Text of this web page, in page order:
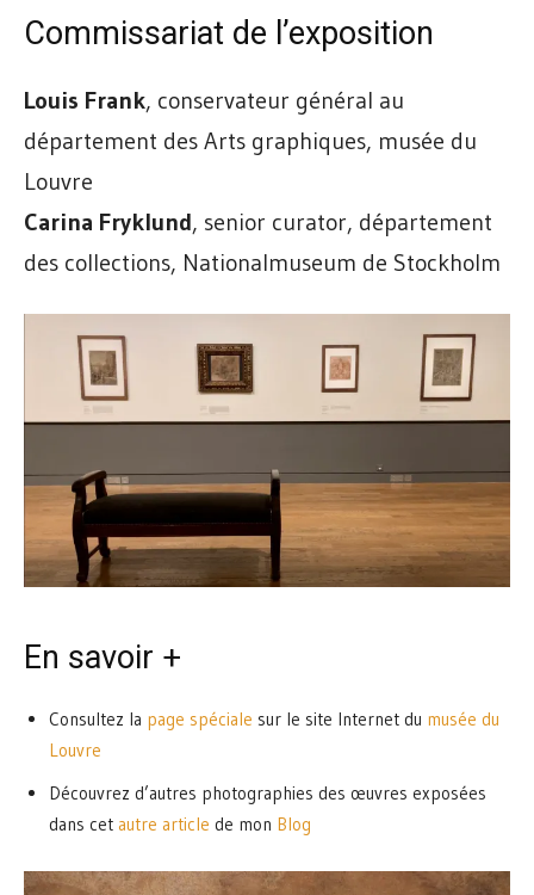
Commissariat de l’exposition
Louis Frank, conservateur général au
département des Arts graphiques, musée du
Louvre
Carina Fryklund, senior curator, département
des collections, Nationalmuseum de Stockholm
En savoir +
Consultez la page spéciale sur le site Internet du musée du
Louvre
Découvrez d’autres photographies des œuvres exposées
dans cet autre article de mon Blog